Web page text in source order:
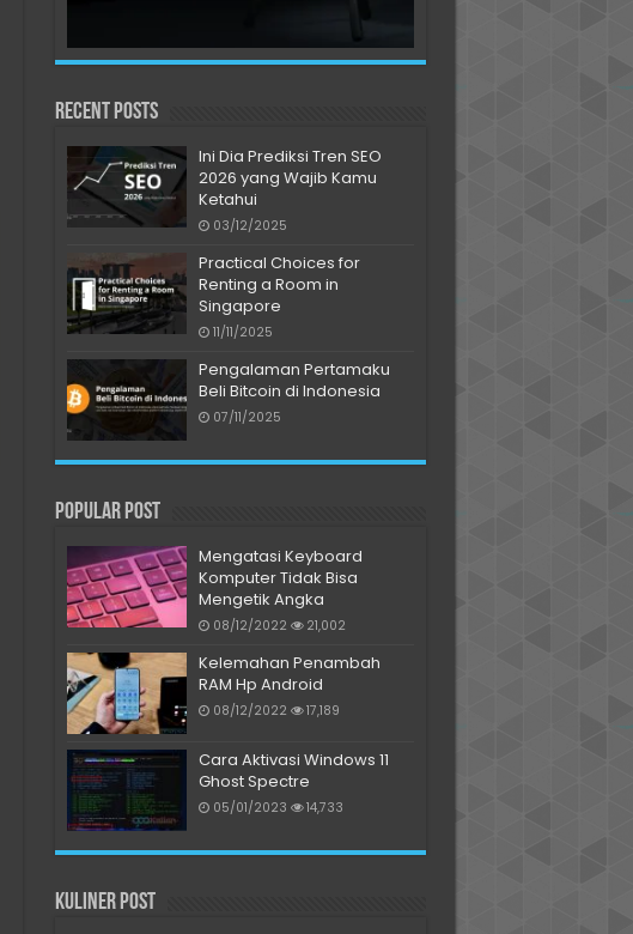
Recent Posts
Ini Dia Prediksi Tren SEO
2026 yang Wajib Kamu
Ketahui
03/12/2025
Practical Choices for
Renting a Room in
Singapore
11/11/2025
Pengalaman Pertamaku
Beli Bitcoin di Indonesia
07/11/2025
Popular Post
Mengatasi Keyboard
Komputer Tidak Bisa
Mengetik Angka
08/12/2022 21,002
Kelemahan Penambah
RAM Hp Android
08/12/2022 17,189
Cara Aktivasi Windows 11
Ghost Spectre
05/01/2023 14,733
Kuliner Post